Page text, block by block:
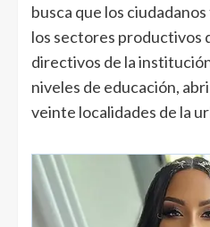
busca que los
los sectores productivos
directivos de la
niveles de educación,
veinte localidades de la